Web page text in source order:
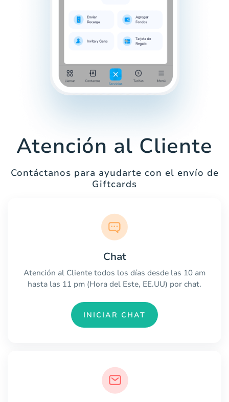
Atención al Cliente
Contáctanos para ayudarte con el envío de
Giftcards
Chat
Atención al Cliente todos los días desde las 10 am
hasta las 11 pm (Hora del Este, EE.UU) por chat.
INICIAR CHAT